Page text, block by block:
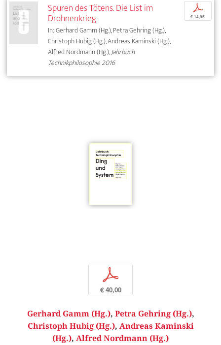
Spuren des Tötens. Die List im
Drohnenkrieg
In: Gerhard Gamm (Hg.), Petra Gehring (Hg.),
Christoph Hubig (Hg.), Andreas Kaminski (Hg.),
Alfred Nordmann (Hg.),Jahrbuch
Technikphilosophie 2016
p
€ 14,95
p
€ 40,00
Gerhard Gamm (Hg.), Petra Gehring (Hg.),
Christoph Hubig (Hg.), Andreas Kaminski
(Hg.), Alfred Nordmann (Hg.)